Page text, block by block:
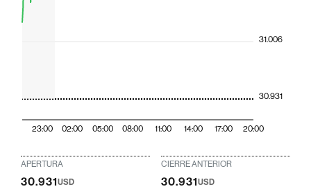
23:00 02:00 05:00 08:00 11:00 14:00 17:00 20:00
30.931
31.006
APERTURA
30.931USD
CIERRE ANTERIOR
30.931USD